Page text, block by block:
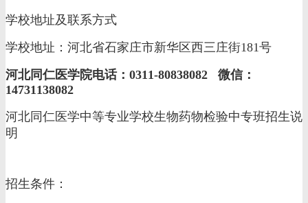
学校地址及联系方式
学校地址：河北省石家庄市新华区西三庄街181号
河北同仁医学院电话：0311-80838082 微信：
14731138082
河北同仁医学中等专业学校生物药物检验中专班招生说
明
招生条件：